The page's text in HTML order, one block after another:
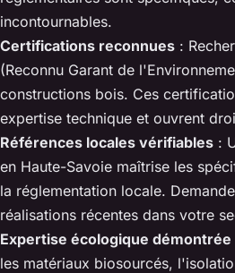
incontournables.
Certifications reconnues :
(Reconnu Garant de
constructions bois. Ces
expertise technique et ouvrent
Références locales vérifiables :
en Haute-Savoie maîtrise les
la réglementation locale.
réalisations récentes dans votre
Expertise écologique démontrée
les matériaux biosourcés,